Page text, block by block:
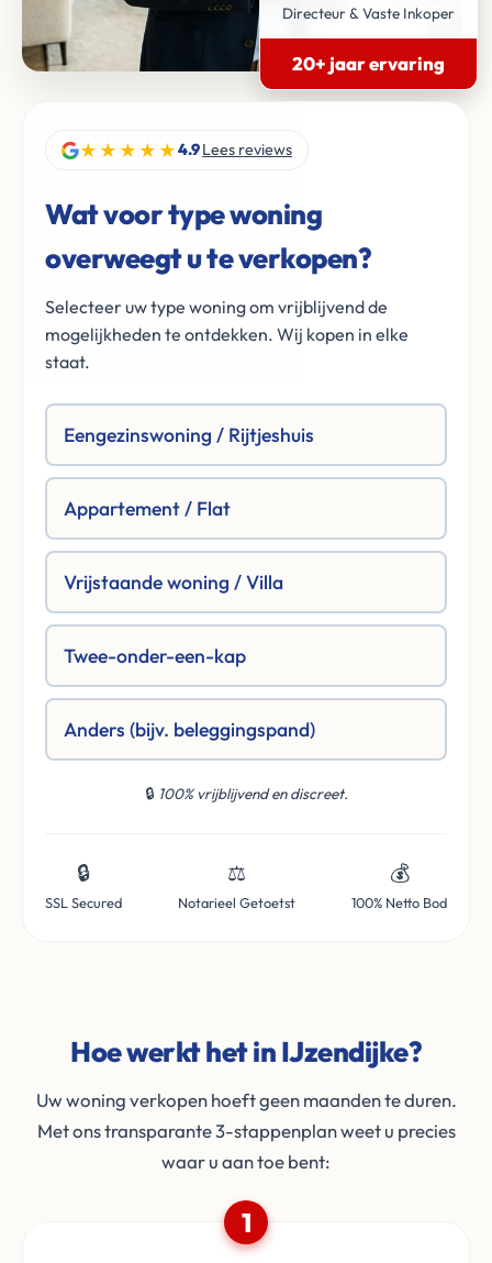
Directeur & Vaste Inkoper
20+ jaar ervaring
★★★★★4.9Lees reviews
Wat voor type woning
overweegt u te verkopen?
Selecteer uw type woning om vrijblijvend de
mogelijkheden te ontdekken. Wij kopen in elke
staat.
Eengezinswoning / Rijtjeshuis
Appartement / Flat
Vrijstaande woning / Villa
Twee-onder-een-kap
Anders (bijv. beleggingspand)
🔒 100% vrijblijvend en discreet.
🔒
SSL Secured
⚖️
Notarieel Getoetst
💰
100% Netto Bod
Hoe werkt het in IJzendijke?
Uw woning verkopen hoeft geen maanden te duren.
Met ons transparante 3-stappenplan weet u precies
waar u aan toe bent:
1